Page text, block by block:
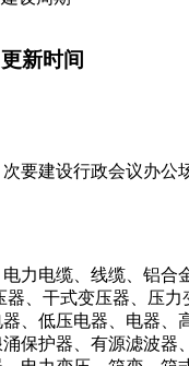
更新时间
要建设行政会议办
力电缆、线缆、铝
、干式变压器、压
、低压电器、电器
保护器、有源滤波